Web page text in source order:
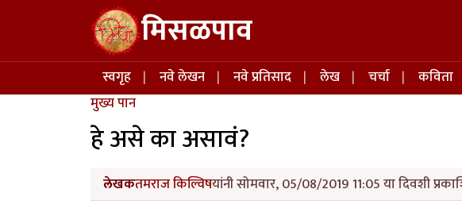
Skip to main content मिसळपाव
Main navigation
स्वगृह नवे लेखन नवे प्रतिसाद लेख चर्चा कविता
मुख्य पान
हे असे का असावं?
लेखकतमराज किल्विषयांनी सोमवार, 05/08/2019 11:05 या दिवशी